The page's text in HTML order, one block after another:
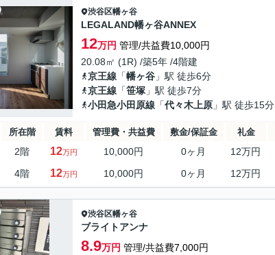
渋谷区幡ヶ谷
LEGALAND幡ヶ谷ANNEX
12万円 管理/共益費10,000円
20.08㎡ (1R) /築5年 /4階建
京王線 「幡ヶ谷 」駅 徒歩6分
京王線 「笹塚 」駅 徒歩7分
小田急小田原線 「代々木上原 」駅 徒歩15分
所在階 賃料 管理費・共益費 敷金/保証金 礼金
2階 12万円 10,000円 0ヶ月 12万円
4階 12万円 10,000円 0ヶ月 12万円
渋谷区幡ヶ谷
ブライトアンナ
8.9万円 管理/共益費7,000円